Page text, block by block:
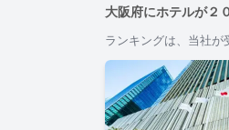
大阪府にホテルが２
ランキングは、当社が